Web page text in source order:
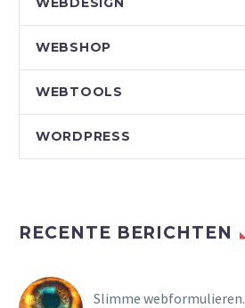
WEBSHOP
WEBTOOLS
WORDPRESS
RECENTE BERICHTEN
Slimme webformulieren.